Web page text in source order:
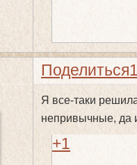
Поделиться
Я все-таки
непривычные, да
+1